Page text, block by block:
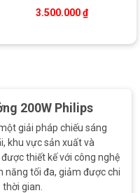
3.500.000₫
200W Philips
giải pháp chiếu sáng
khu vực sản xuất và
thiết kế với công nghệ
năng tối đa, giảm được chi
gian.